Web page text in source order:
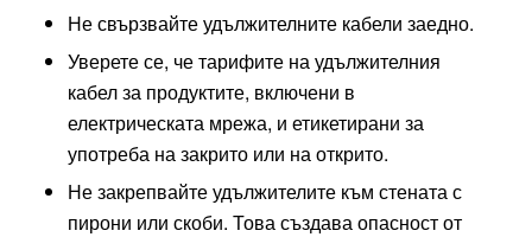
Не свързвайте удължителните кабели заедно.
Уверете се, че тарифите на удължителния
кабел за продуктите, включени в
електрическата мрежа, и етикетирани за
употреба на закрито или на открито.
Не закрепвайте удължителите към стената с
пирони или скоби. Това създава опасност от